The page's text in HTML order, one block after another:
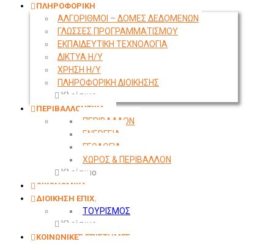
ΠΛΗΡΟΦΟΡΙΚΗ
ΑΛΓΟΡΙΘΜΟΙ – ΔΟΜΕΣ ΔΕΔΟΜΕΝΩΝ
ΓΛΩΣΣΕΣ ΠΡΟΓΡΑΜΜΑΤΙΣΜΟΥ
ΕΚΠΑΙΔΕΥΤΙΚΗ ΤΕΧΝΟΛΟΓΙΑ
ΔΙΚΤΥΑ Η/Υ
ΧΡΗΣΗ Η/Υ
ΠΛΗΡΟΦΟΡΙΚΗ ΔΙΟΙΚΗΣΗΣ
Κλείσιμο
ΠΕΡΙΒΑΛΛΟΝΤΙΚΑ
ΠΕΡΙΒΑΛΛΟΝ
ΕΝΕΡΓΕΙΑ
ΓΕΩΛΟΓΙΑ
ΧΩΡΟΣ & ΠΕΡΙΒΑΛΛΟΝ
Κλείσιμο
ΟΙΚΟΝΟΜΙΚΑ
ΔΙΟΙΚΗΣΗ ΕΠΙΧ.
ΤΟΥΡΙΣΜΟΣ
Κλείσιμο
ΚΟΙΝΩΝΙΚΕΣ ΕΠΙΣΤΗΜΕΣ